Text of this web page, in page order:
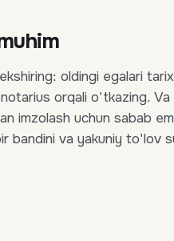
oldingi egalari
orqali o'tkazing. Va
imzolash uchun sabab
bandini va yakuniy to'lov